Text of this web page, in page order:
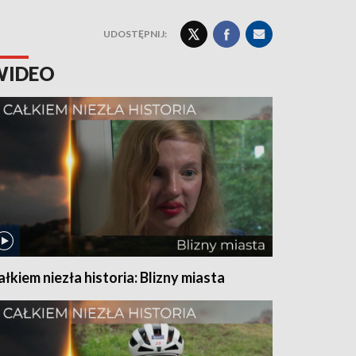
UDOSTĘPNIJ:
niezła historia: Blizny miasta